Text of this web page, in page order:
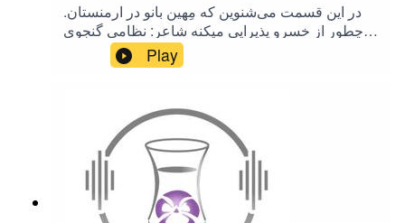
.در این قسمت می‌شنوین که مِهین بانو در ارمنستان
چطور از خسرو پذیرایی میکنه شاعر: نظامی گنجوی
نویسنده متن و راوی : بنفشه طاهریان مشاورادبی و
فنی پادکست: فرشید سادات شریفی آهنگسازو نوازنده
طراحی لوگو: هدیه لایق
Play